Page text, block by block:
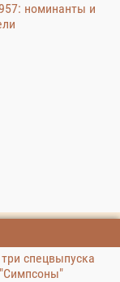
номинанты и
спецвыпуска